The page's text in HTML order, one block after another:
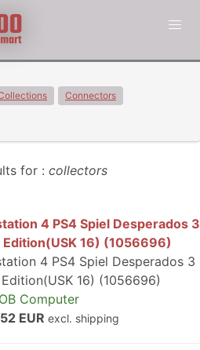
Connectors
for : collectors
4 PS4 Spiel Desperados 3
16) (1056696)
4 PS4 Spiel Desperados 3
16) (1056696)
Computer
EUR excl. shipping